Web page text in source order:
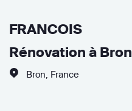
FRANCOIS
Rénovation à Bron
Bron France